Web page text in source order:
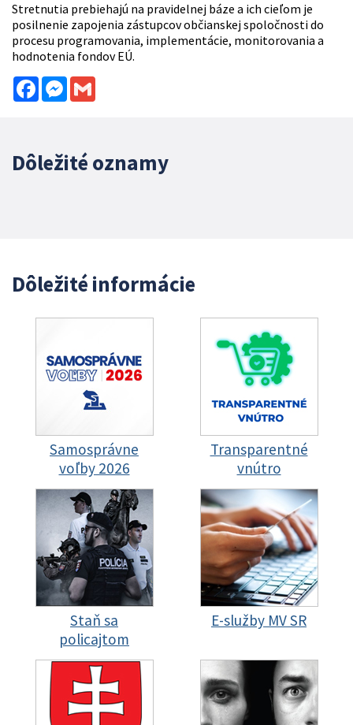
Stretnutia prebiehajú na pravidelnej báze a ich cieľom je
posilnenie zapojenia zástupcov občianskej spoločnosti do
procesu programovania, implementácie, monitorovania a
hodnotenia fondov EÚ.
FacebookMessenger
Dôležité oznamy
Dôležité informácie
Samosprávne
voľby 2026
Transparentné
vnútro
Staň sa
policajtom
E-služby MV SR